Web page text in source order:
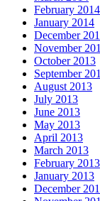
February 2014
January 2014
December
November
October 2013
September
August 2013
July 2013
June 2013
May 2013
April 2013
March 2013
February 2013
January 2013
December